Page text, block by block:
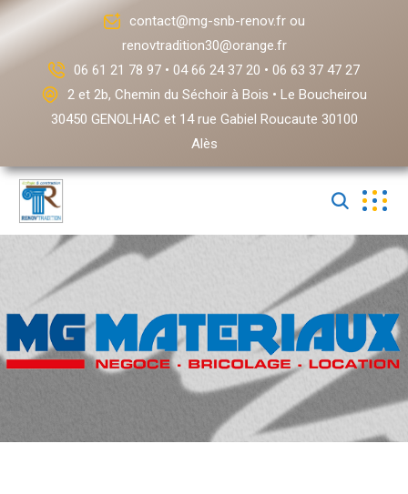
contact@mg-snb-renov.fr ou
renovtradition30@orange.fr
06 61 21 78 97 • 04 66 24 37 20 • 06 63 37 47 27
2 et 2b, Chemin du Séchoir à Bois • Le Boucheirou
30450 GENOLHAC et 14 rue Gabiel Roucaute 30100
Alès